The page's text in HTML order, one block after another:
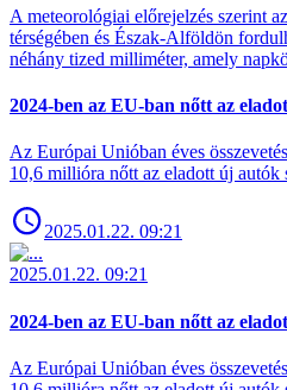
A meteorológiai előrejelzés szerint
térségében és Észak-Alföldön
néhány tized milliméter, amely
2024-ben az EU-ban nőtt az
Az Európai Unióban éves
10,6 millióra nőtt az eladott új autók
2025.01.22. 09:21
2025.01.22. 09:21
2024-ben az EU-ban nőtt az
Az Európai Unióban éves